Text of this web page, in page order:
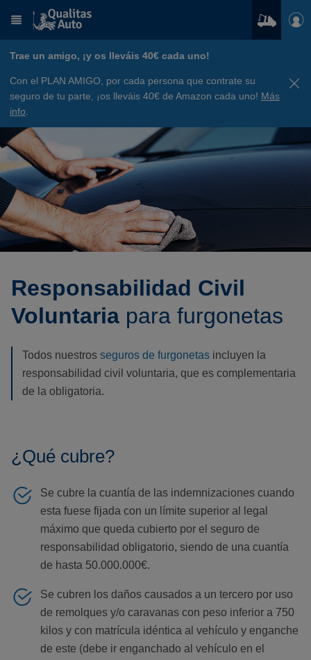
Trae un amigo, ¡y os lleváis 40€ cada uno!
Con el PLAN AMIGO, por cada persona que contrate su
seguro de tu parte, ¡os lleváis 40€ de Amazon cada uno! Más
info
Responsabilidad Civil
Voluntaria para furgonetas
Todos nuestros seguros de furgonetas incluyen la
responsabilidad civil voluntaria, que es complementaria
de la obligatoria.
¿Qué cubre?
Se cubre la cuantía de las indemnizaciones cuando
esta fuese fijada con un límite superior al legal
máximo que queda cubierto por el seguro de
responsabilidad obligatorio, siendo de una cuantía
de hasta 50.000.000€.
Se cubren los daños causados a un tercero por uso
de remolques y/o caravanas con peso inferior a 750
kilos y con matrícula idéntica al vehículo y enganche
de este (debe ir enganchado al vehículo en el